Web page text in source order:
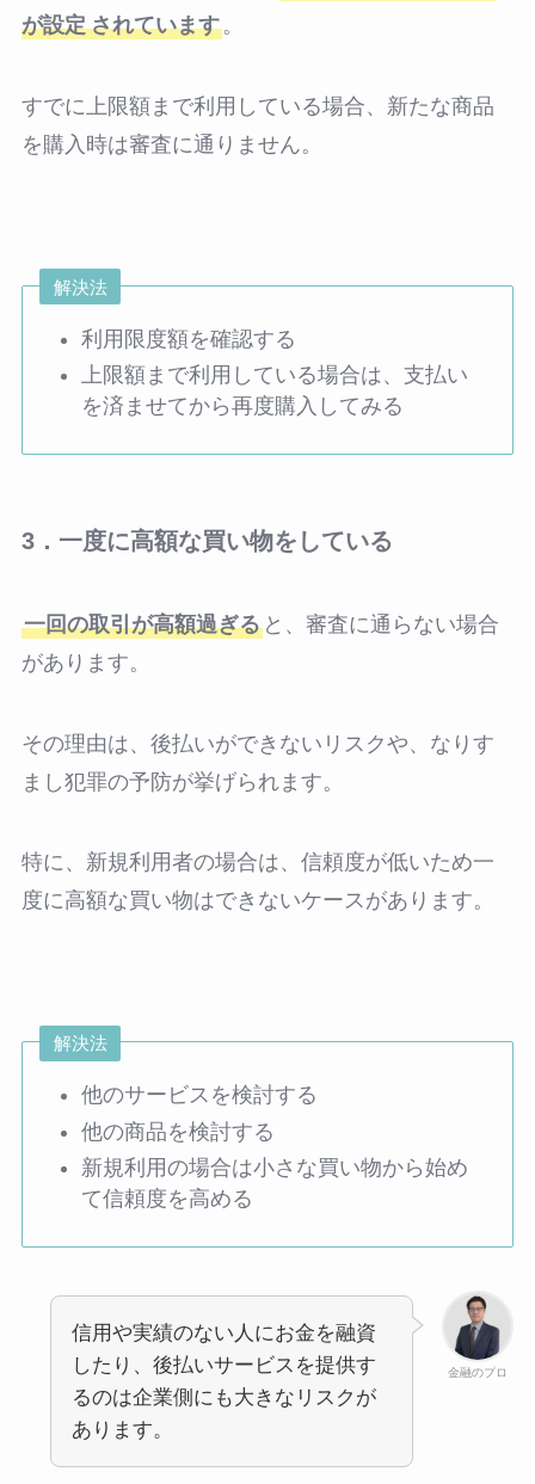
が設定 されています。
すでに上限額まで利用している場合、新たな商品
を購入時は審査に通りません。
解決法
利用限度額を確認する
上限額まで利用している場合は、支払い
を済ませてから再度購入してみる
3．一度に高額な買い物をしている
一回の取引が高額過ぎると、審査に通らない場合
があります。
その理由は、後払いができないリスクや、なりす
まし犯罪の予防が挙げられます。
特に、新規利用者の場合は、信頼度が低いため一
度に高額な買い物はできないケースがあります。
解決法
他のサービスを検討する
他の商品を検討する
新規利用の場合は小さな買い物から始め
て信頼度を高める
金融のプロ
信用や実績のない人にお金を融資
したり、後払いサービスを提供す
るのは企業側にも大きなリスクが
あります。